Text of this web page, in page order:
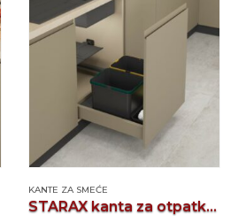
KANTE ZA SMEĆE
STARAX kanta za otpatke S2536A